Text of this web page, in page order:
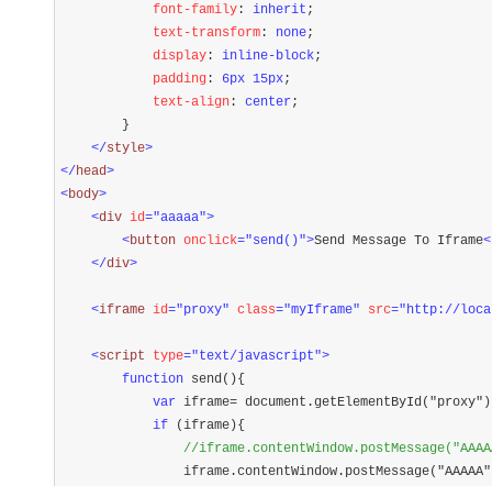
            font-family
: inherit ;
            text-transform
: none;
            display
: inline-block;
            padding
: 6px 15px;
            text-align
: center ;
}
</style>
</head>
<body>
<div id="aaaaa">
<button onclick="send()">Send Message To Iframe
</div>
<iframe id="proxy" class="myIframe" src="http://
<script type="text/javascript">
function send(){
var iframe= document.getElementById( "proxy"
if (iframe){
//
                iframe.contentWindow.postMessage(
"AAAAA"